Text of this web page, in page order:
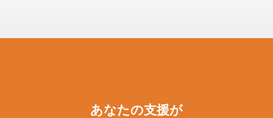
あなたの支援が